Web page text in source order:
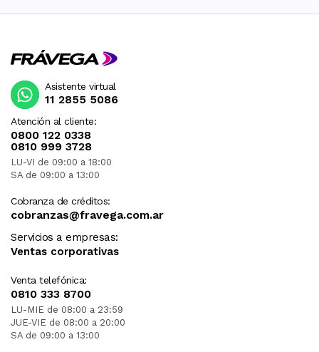
Atención al cliente:
0800 122 0338
0810 999 3728
LU-VI de 09:00 a 18:00
SA de 09:00 a 13:00
Cobranza de créditos:
cobranzas@fravega.com.ar
Servicios a empresas:
Ventas corporativas
Venta telefónica:
0810 333 8700
LU-MIE de 08:00 a 23:59
JUE-VIE de 08:00 a 20:00
SA de 09:00 a 13:00
Asistente virtual
11 2855 5086